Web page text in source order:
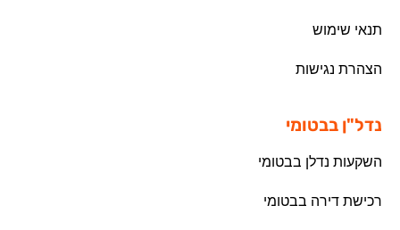
תנאי שימוש
הצהרת נגישות
נדל"ן בבטומי
השקעות נדלן בבטומי
רכישת דירה בבטומי